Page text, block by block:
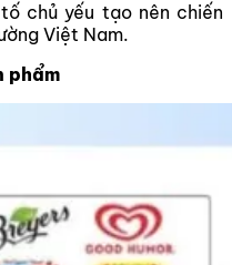
chủ yếu tạo nên chiến
Việt Nam.
phẩm